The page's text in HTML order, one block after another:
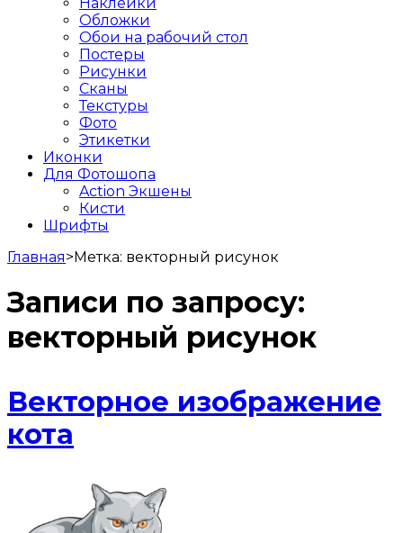
Обложки
Обои на рабочий стол
Постеры
Рисунки
Сканы
Текстуры
Фото
Этикетки
Иконки
Для Фотошопа
Action Экшены
Кисти
Шрифты
Главная>Метка: векторный рисунок
Записи по запросу:
векторный рисунок
Векторное изображение
кота